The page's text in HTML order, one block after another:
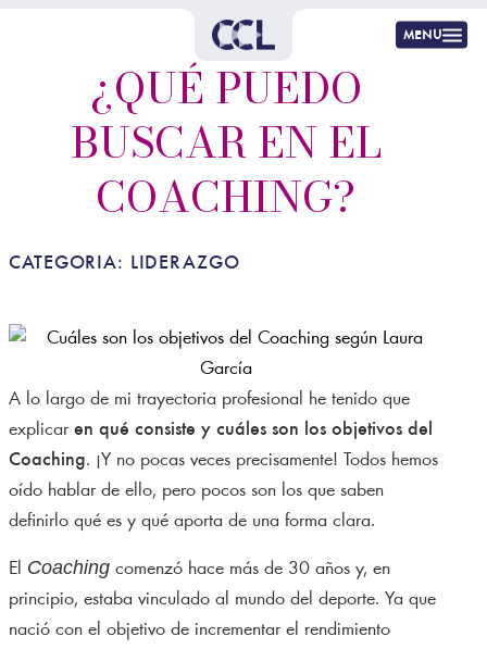
menu
¿QUÉ PUEDO
BUSCAR EN EL
COACHING?
CATEGORIA: LIDERAZGO
A lo largo de mi trayectoria profesional he tenido que
explicar en qué consiste y cuáles son los objetivos del
Coaching. ¡Y no pocas veces precisamente! Todos hemos
oído hablar de ello, pero pocos son los que saben
definirlo qué es y qué aporta de una forma clara.
El Coaching comenzó hace más de 30 años y, en
principio, estaba vinculado al mundo del deporte. Ya que
nació con el objetivo de incrementar el rendimiento